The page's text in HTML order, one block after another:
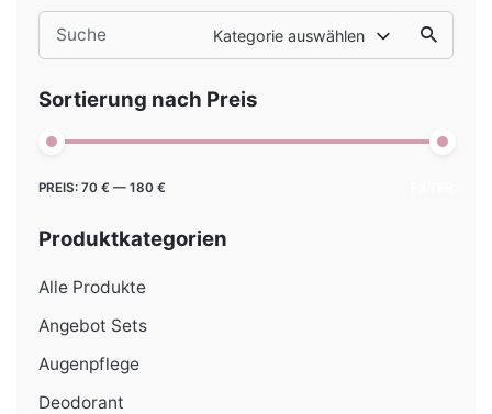
Search
for
Kategorie auswählen
Sortierung nach Preis
Min.
Max.
PREIS: 70 € — 180 €
Produktkategorien
Alle Produkte
Angebot Sets
Augenpflege
Deodorant